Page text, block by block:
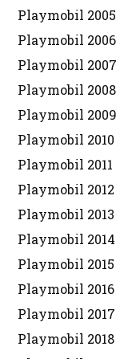
Playmobil 2005
Playmobil 2006
Playmobil 2007
Playmobil 2008
Playmobil 2009
Playmobil 2010
Playmobil 2011
Playmobil 2012
Playmobil 2013
Playmobil 2014
Playmobil 2015
Playmobil 2016
Playmobil 2017
Playmobil 2018